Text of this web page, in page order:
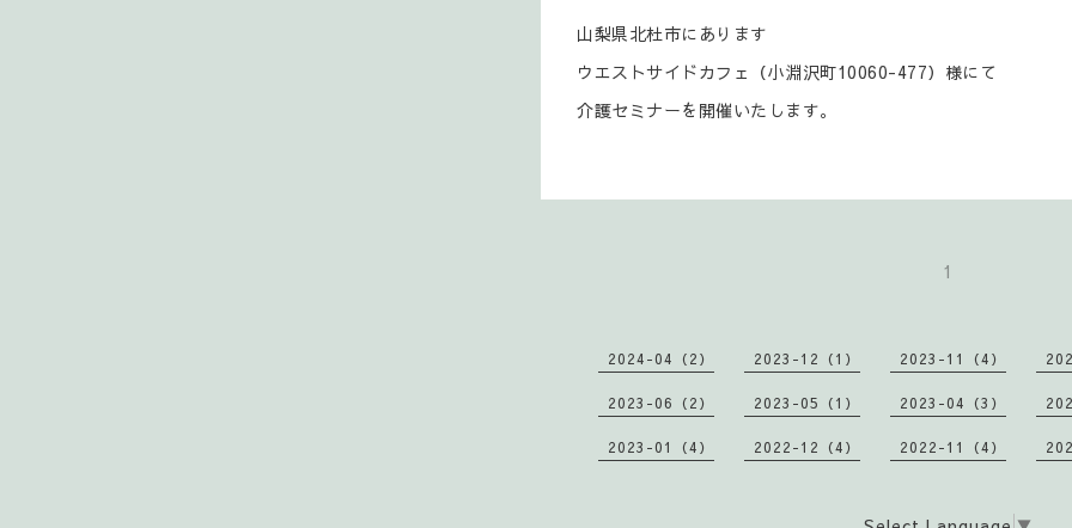
山梨県北杜市にあります
ウエストサイドカフェ（小淵沢町10060-477）様にて
介護セミナーを開催いたします。
1
2024-04（2） 2023-12（1） 2023-11（4）
2023-06（2） 2023-05（1） 2023-04（3）
2023-01（4） 2022-12（4） 2022-11（4）